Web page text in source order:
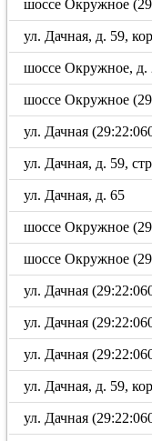
шоссе Окружное
ул. Дачная, д. 59,
шоссе Окружное, д.
шоссе Окружное
ул. Дачная
ул. Дачная, д. 59,
ул. Дачная, д. 65
шоссе Окружное
шоссе Окружное
ул. Дачная
ул. Дачная
ул. Дачная
ул. Дачная, д. 59,
ул. Дачная